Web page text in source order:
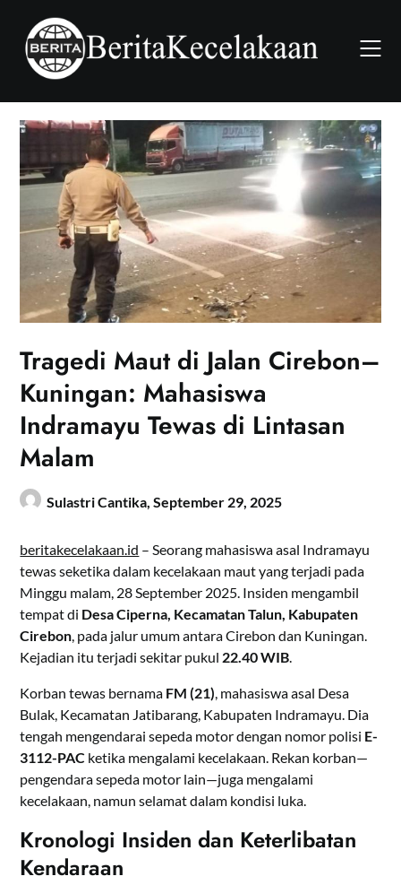
content
Tragedi Maut di Jalan Cirebon–
Kuningan: Mahasiswa
Indramayu Tewas di Lintasan
Malam
Sulastri Cantika,September 29, 2025
beritakecelakaan.id – Seorang mahasiswa asal Indramayu
tewas seketika dalam kecelakaan maut yang terjadi pada
Minggu malam, 28 September 2025. Insiden mengambil
tempat di Desa Ciperna, Kecamatan Talun, Kabupaten
Cirebon, pada jalur umum antara Cirebon dan Kuningan.
Kejadian itu terjadi sekitar pukul 22.40 WIB.
Korban tewas bernama FM (21), mahasiswa asal Desa
Bulak, Kecamatan Jatibarang, Kabupaten Indramayu. Dia
tengah mengendarai sepeda motor dengan nomor polisi E-
3112-PAC ketika mengalami kecelakaan. Rekan korban—
pengendara sepeda motor lain—juga mengalami
kecelakaan, namun selamat dalam kondisi luka.
Kronologi Insiden dan Keterlibatan
Kendaraan